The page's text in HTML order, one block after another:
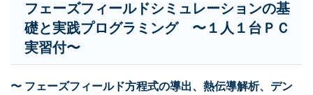
フェーズフィールドシミュレーションの基
礎と実践プログラミング 〜１人１台ＰＣ
実習付〜
〜 フェーズフィールド方程式の導出、熱伝導解析、デン